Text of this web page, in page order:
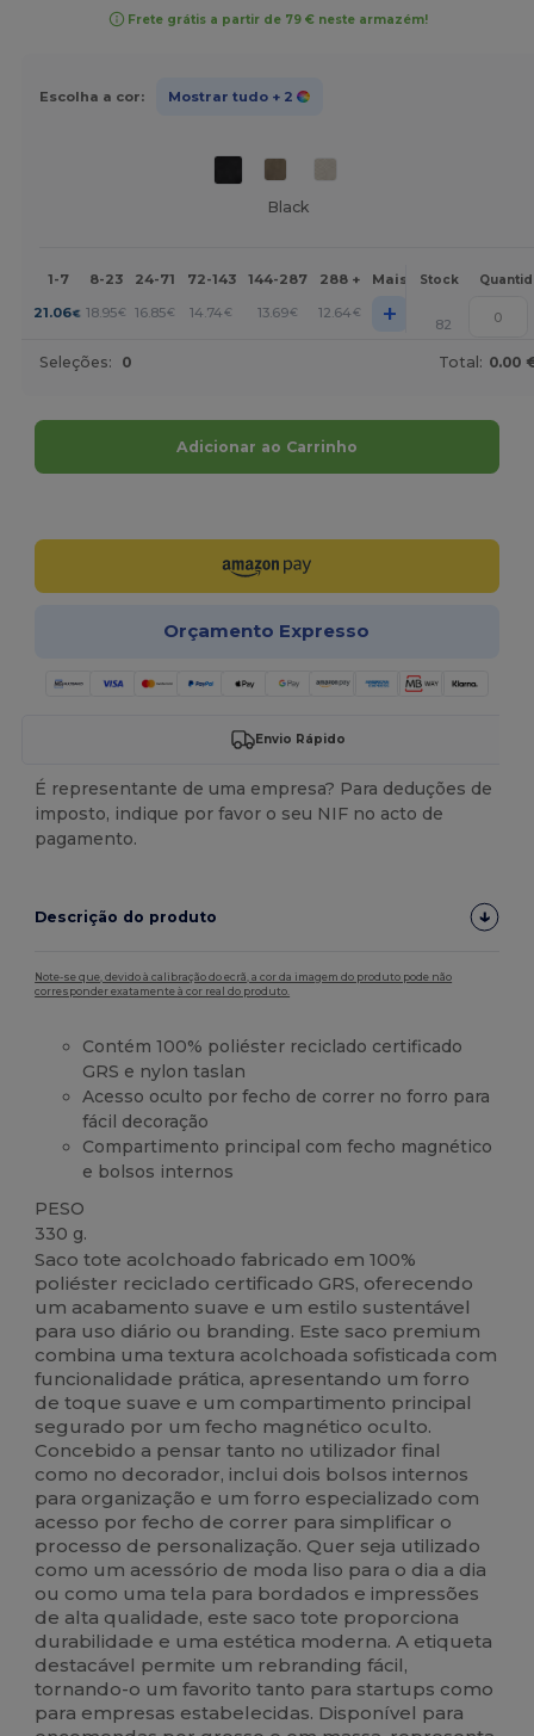
Frete grátis a partir de 79 € neste armazém!
Escolha a cor: Mostrar tudo + 2
Black
1-7 8-23 24-71 72-143 144-287 288 + Mais Stock
21.06€ 18.95€ 16.85€ 14.74 € 13.69€ 12.64€ + 82
Seleções: 0 Total: 0.00
Adicionar ao Carrinho
Orçamento Expresso
Envio Rápido
É representante de uma empresa? Para deduções de
imposto, indique por favor o seu NIF no acto de
pagamento.
Descrição do produto
Note-se que, devido à calibração do ecrã, a cor da imagem do produto pode não
corresponder exatamente à cor real do produto.
Contém 100% poliéster reciclado certificado
GRS e nylon taslan
Acesso oculto por fecho de correr no forro para
fácil decoração
Compartimento principal com fecho magnético
e bolsos internos
PESO
330 g.
Saco tote acolchoado fabricado em 100%
poliéster reciclado certificado GRS, oferecendo
um acabamento suave e um estilo sustentável
para uso diário ou branding. Este saco premium
combina uma textura acolchoada sofisticada com
funcionalidade prática, apresentando um forro
de toque suave e um compartimento principal
segurado por um fecho magnético oculto.
Concebido a pensar tanto no utilizador final
como no decorador, inclui dois bolsos internos
para organização e um forro especializado com
acesso por fecho de correr para simplificar o
processo de personalização. Quer seja utilizado
como um acessório de moda liso para o dia a dia
ou como uma tela para bordados e impressões
de alta qualidade, este saco tote proporciona
durabilidade e uma estética moderna. A etiqueta
destacável permite um rebranding fácil,
tornando-o um favorito tanto para startups como
para empresas estabelecidas. Disponível para